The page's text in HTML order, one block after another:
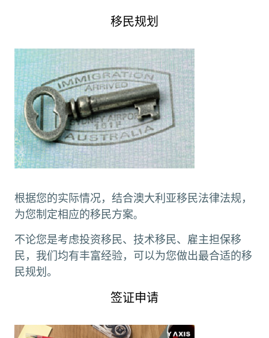
移民规划
根据您的实际情况，结合澳大利亚移民法律法规，
为您制定相应的移民方案。
不论您是考虑投资移民、技术移民、雇主担保移
民，我们均有丰富经验，可以为您做出最合适的移
民规划。
签证申请